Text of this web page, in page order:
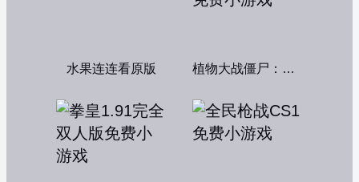
水果连连看原版 植物大战僵尸：融合变种